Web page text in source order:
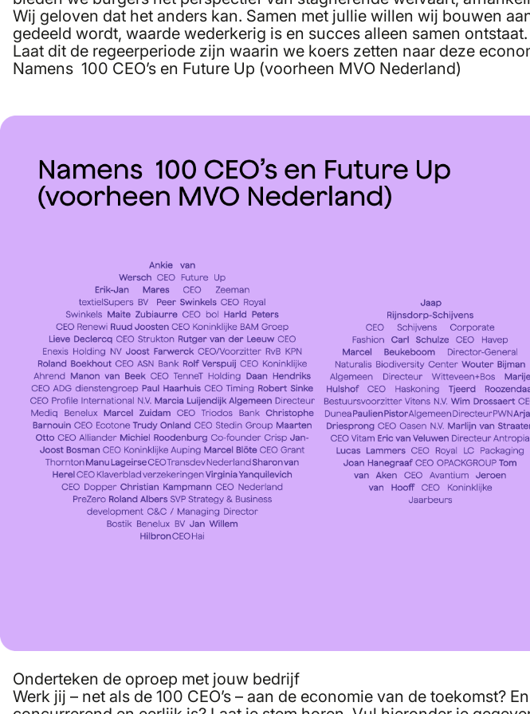
verantwoorde ketens,
zorgen voor de
Benut Europese en
voor kwaliteit
Wij geloven dat het anders kan. Samen met jullie willen wij bouwen
gedeeld wordt, waarde wederkerig is en succes alleen samen ontstaat.
Laat dit de regeerperiode zijn waarin we koers zetten naar deze
Namens 100 CEO’s en Future Up (voorheen MVO Nederland)
Onderteken de oproep met jouw bedrijf
Werk jij – net als de 100 CEO’s – aan de economie van de toekomst?